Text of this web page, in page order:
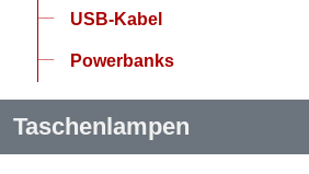
USB-Kabel
Powerbanks
Taschenlampen